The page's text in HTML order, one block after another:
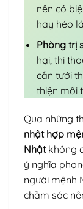
nên có
hay héo
Phòng trị
hại, thi
cần tưới
thiện môi
Qua những
nhật hợp
Nhậtkhông
ý nghĩa
người mệnh
chăm sóc